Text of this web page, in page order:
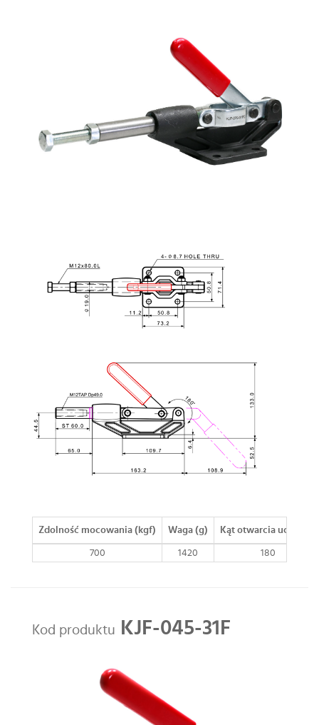
Zdolność mocowania (kgf) Waga (g) Kąt otwarcia uchwytu
700 1420 180
Kod produktu KJF-045-31F